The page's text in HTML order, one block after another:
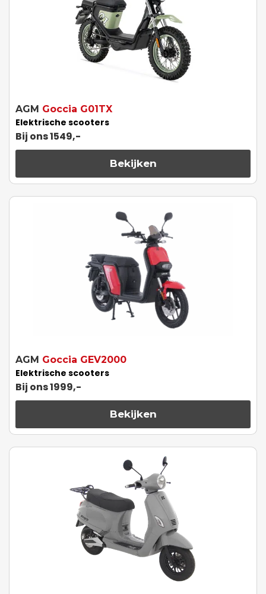
AGM Goccia G01TX
Elektrische scooters
Bij ons 1549,-
Bekijken
AGM Goccia GEV2000
Elektrische scooters
Bij ons 1999,-
Bekijken